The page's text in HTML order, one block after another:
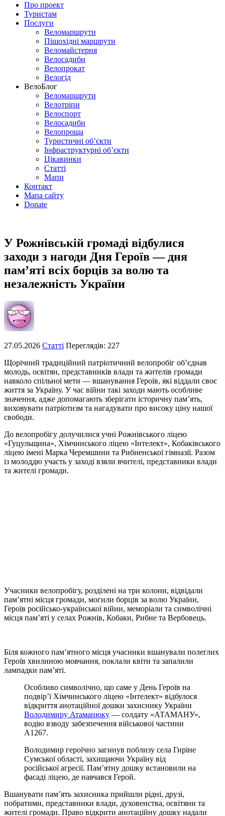
Про проект
Туристам
Послуги
Веломаршрути
Пішохідні маршрути
Веломайстерня
Велосадиби
Велопрокат
Велогід
ВелоБлог
Веломаршрути
Велотріпи
Велоспорт
Велосадиби
Велопроща
Туристичні об’єкти
Інфраструктурні об’єкти
Цікавинки
Статті
Мапи
Контакт
Мапа сайту
Donate
У Рожнівській громаді відбулися
заходи з нагоди Дня Героїв — дня
пам’яті всіх борців за волю та
незалежність України
27.05.2026 Статті Переглядів: 227
Щорічний традиційний патріотичний велопробіг об’єднав
молодь, освітян, представників влади та жителів громади
навколо спільної мети — вшанування Героїв, які віддали своє
життя за Україну. У час війни такі заходи мають особливе
значення, адже допомагають зберігати історичну пам’ять,
виховувати патріотизм та нагадувати про високу ціну нашої
свободи.
До велопробігу долучилися учні Рожнівського ліцею
«Гуцульщина», Хімчинського ліцею «Інтелект», Кобаківського
ліцею імені Марка Черемшини та Рибненської гімназії. Разом
із молоддю участь у заході взяли вчителі, представники влади
та жителі громади.
Учасники велопробігу, розділені на три колони, відвідали
пам’ятні місця громади, могили борців за волю України,
Героїв російсько-української війни, меморіали та символічні
місця пам’яті у селах Рожнів, Кобаки, Рибне та Вербовець.
Біля кожного пам’ятного місця учасники вшанували полеглих
Героїв хвилиною мовчання, поклали квіти та запалили
лампадки пам’яті.
Особливо символічно, що саме у День Героїв на
подвір’ї Хімчинського ліцею «Інтелект» відбулося
відкриття анотаційної дошки захиснику України
Володимиру Атаманюку — солдату «АТАМАНУ»,
водію взводу забезпечення військової частини
А1267.
Володимир героїчно загинув поблизу села Гиріне
Сумської області, захищаючи Україну від
російської агресії. Пам’ятну дошку встановили на
фасаді ліцею, де навчався Герой.
Вшанувати пам’ять захисника прийшли рідні, друзі,
побратими, представники влади, духовенства, освітяни та
жителі громади. Право відкрити анотаційну дошку надали